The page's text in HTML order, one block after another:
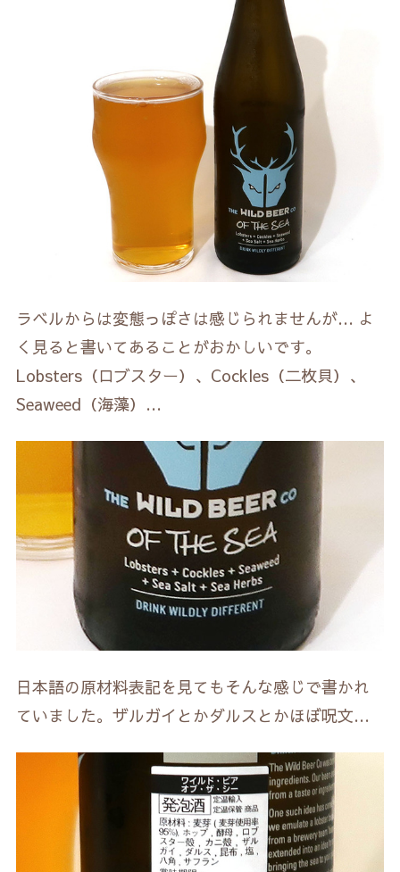
ラベルからは変態っぽさは感じられませんが… よ
く見ると書いてあることがおかしいです。
Lobsters（ロブスター）、Cockles（二枚貝）、
Seaweed（海藻）…
日本語の原材料表記を見てもそんな感じで書かれ
ていました。ザルガイとかダルスとかほぼ呪文…